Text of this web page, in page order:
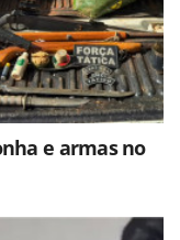
e armas no